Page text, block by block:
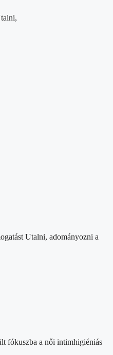
Utalni, adományozni a
fókuszba a női intimhigiéniás